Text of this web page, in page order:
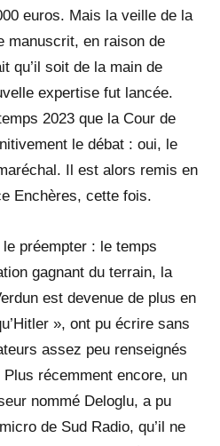
euros. Mais la veille de la
manuscrit, en raison de
qu’il soit de la main de
expertise fut lancée.
2023 que la Cour de
le débat : oui, le
Il est alors remis en
Enchères, cette fois.
le préempter : le temps
gagnant du terrain, la
est devenue de plus en
», ont pu écrire sans
assez peu renseignés
récemment encore, un
nommé Deloglu, a pu
de Sud Radio, qu’il ne